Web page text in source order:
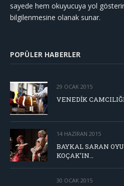
sayede hem okuyucuya yol
bilgilenmesine olanak sunar.
POPÜLER HABERLER
29 OCAK 2015
VENEDİK
14 HAZIRAN 2015
BAYKAL SARAN
KOÇAK’IN…
30 OCAK 2015